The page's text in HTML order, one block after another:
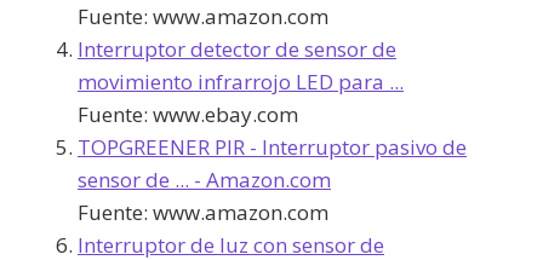
Fuente: www.amazon.com
Interruptor detector de sensor de
movimiento infrarrojo LED para ...
Fuente: www.ebay.com
TOPGREENER PIR - Interruptor pasivo de
sensor de ... - Amazon.com
Fuente: www.amazon.com
Interruptor de luz con sensor de